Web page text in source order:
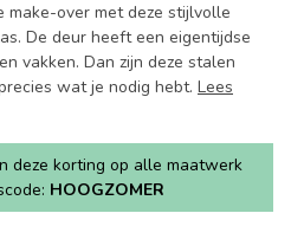
make-over met deze stijlvolle
De deur heeft een eigentijdse
vakken. Dan zijn deze stalen
wat je nodig hebt. Lees
deze korting op alle maatwerk
HOOGZOMER